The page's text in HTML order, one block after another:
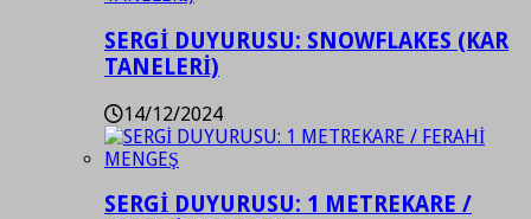
SERGİ DUYURUSU: SNOWFLAKES (KAR
TANELERİ)
14/12/2024
SERGİ DUYURUSU: 1 METREKARE /